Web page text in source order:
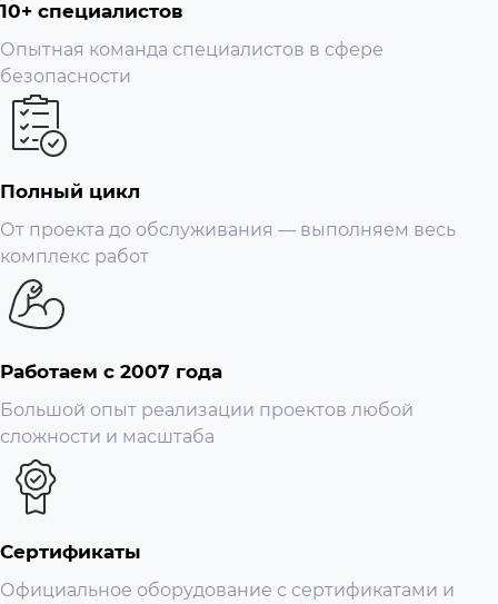
10+ специалистов
Опытная команда специалистов в сфере
безопасности
Полный цикл
От проекта до обслуживания — выполняем весь
комплекс работ
Работаем с 2007 года
Большой опыт реализации проектов любой
сложности и масштаба
Сертификаты
Официальное оборудование с сертификатами и